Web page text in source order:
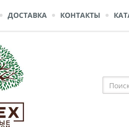
ДОСТАВКА КОНТАКТЫ